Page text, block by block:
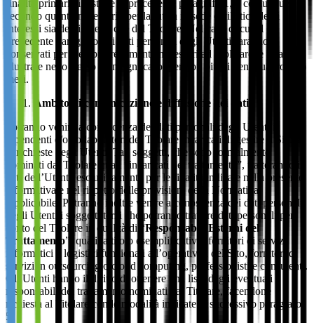
finalità primarie illustrate al precedente paragrafo 1, o comunque
secondo quanto necessario per la tutela in sede civilistica degli
interessi sia degli Utenti che del Titolare. Nel caso di cui al
precedente paragrafo 2, i dati personali degli Utenti saranno
conservati per i tempi strettamente necessari ad espletare le finalità
illustrate nello stesso e, in ogni caso, per non più di ventiquattro (24)
mesi.
Ambito di comunicazione e diffusione dei dati
Potranno venire a conoscenza dei dati personali degli Utenti i
dipendenti e/o collaboratori del Titolare incaricati di gestire il Sito e
le richieste degli Utenti. Tali soggetti, che sono formalmente
nominati dal Titolare quali “incaricati del trattamento”, tratteranno i
dati dell’Utente esclusivamente per le finalità indicate nella presente
informativa e nel rispetto delle previsioni della Normativa
Applicabile. Potranno inoltre venire a conoscenza dei dati personali
degli Utenti i soggetti terzi che potranno trattare dati personali per
conto del Titolare in qualità di “Responsabili Esterni del
Trattamento”, quali, a titolo esemplificativo, fornitori di servizi
informatici e logistici funzionali all’operatività del Sito, fornitori di
servizi in outsourcing o cloud computing, professionisti e consulenti.
Gli Utenti hanno il diritto di ottenere una lista degli eventuali
responsabili del trattamento nominati dal Titolare, facendone
richiesta al Titolare con le modalità indicate al successivo paragrafo
5.